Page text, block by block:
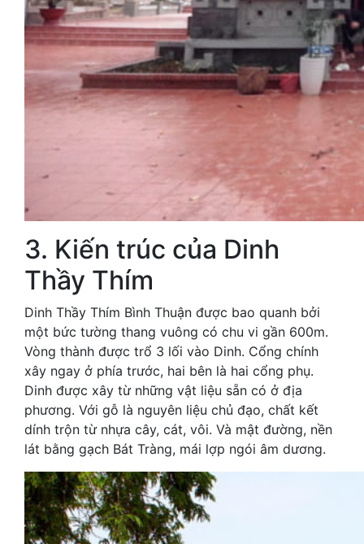
3. Kiến trúc của Dinh
Thầy Thím
Dinh Thầy Thím Bình Thuận được bao quanh bởi
một bức tường thang vuông có chu vi gần 600m.
Vòng thành được trổ 3 lối vào Dinh. Cổng chính
xây ngay ở phía trước, hai bên là hai cổng phụ.
Dinh được xây từ những vật liệu sẵn có ở địa
phương. Với gỗ là nguyên liệu chủ đạo, chất kết
dính trộn từ nhựa cây, cát, vôi. Và mật đường, nền
lát bằng gạch Bát Tràng, mái lợp ngói âm dương.